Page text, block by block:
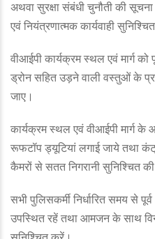
अथवा सुरक्षा संबंधी चुनौती की सूचना
एवं नियंत्रणात्मक कार्यवाही
वीआईपी कार्यक्रम स्थल एवं मार्ग को
ड्रोन सहित उड़ने वाली वस्तुओं के
जाए।
कार्यक्रम स्थल एवं वीआईपी मार्ग
रूफटॉप ड्यूटियां लगाई जाये तथा
कैमरों से सतत निगरानी सुनिश्चित
सभी पुलिसकर्मी निर्धारित समय से
उपस्थित रहें तथा आमजन के साथ